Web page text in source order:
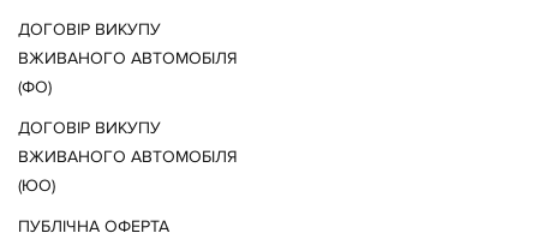
ДОГОВІР ВИКУПУ
ВЖИВАНОГО АВТОМОБІЛЯ
(ФО)
ДОГОВІР ВИКУПУ
ВЖИВАНОГО АВТОМОБІЛЯ
(ЮО)
ПУБЛІЧНА ОФЕРТА